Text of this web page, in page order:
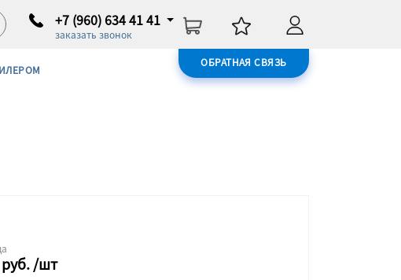
+7 (960) 634 41 41
заказать звонок
ОБРАТНАЯ СВЯЗЬ
руб./шт